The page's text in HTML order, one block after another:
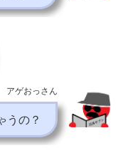
アゲおっさん
うの？